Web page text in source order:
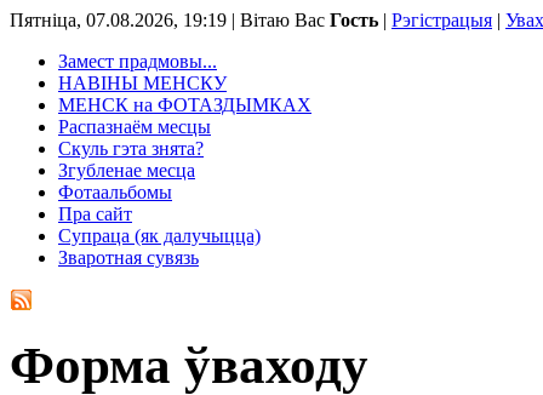
Пятніца, 07.08.2026, 19:19 | Вітаю Вас Гость | Рэгістрацыя |
Замест прадмовы...
НАВІНЫ МЕНСКУ
МЕНСК на ФОТАЗДЫМКАХ
Распазнаём месцы
Скуль гэта знята?
Згубленае месца
Фотаальбомы
Пра сайт
Супраца (як далучыцца)
Зваротная сувязь
Форма ўваходу